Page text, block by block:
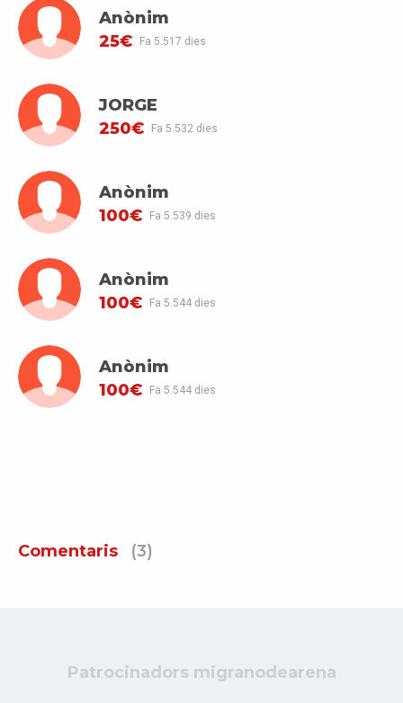
Anònim
25€
Fa 5.517 dies
JORGE
250€
Fa 5.532 dies
Anònim
100€
Fa 5.539 dies
Anònim
100€
Fa 5.544 dies
Anònim
100€
Fa 5.544 dies
Comentaris (3)
Patrocinadors migranodearena